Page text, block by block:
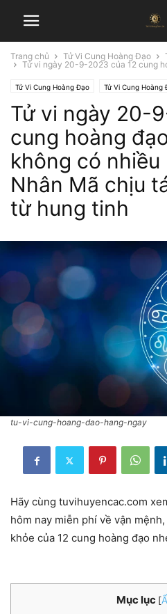
Trang chủ Tử Vi Cung Hoàng Đạo
Tử vi ngày 20-9-2023 của 12 cung
Tử Vi Cung Hoàng Đạo Tử Vi Cung Hoàng
Tử vi ngày 20-
cung hoàng
không có
Nhân Mã chịu
từ hung tinh
tu-vi-cung-hoang-dao-hang-ngay
Hãy cùng tuvihuyencac.com
hôm nay miễn phí về vận
khỏe của 12 cung hoàng đạo
Mục lục [